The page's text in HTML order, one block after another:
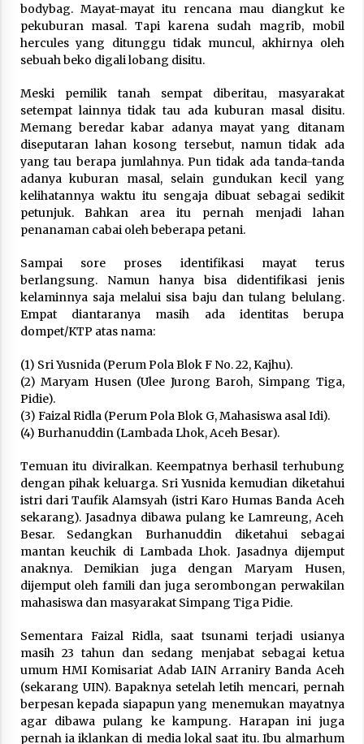
SELVi: Sebuah Model Motivasi dalam
Kepemimpinan Bisnis
4 months ago
Eksistensi Iran dalam Tiga Ayat: Memahami
Aliansi Yahudi dan Kristen dalam Dinamika
Nubuwwat
4 months ago
bodybag. Mayat-mayat itu rencana mau diangkut ke
pekuburan masal. Tapi karena sudah magrib, mobil
hercules yang ditunggu tidak muncul, akhirnya oleh
sebuah beko digali lobang disitu.
Meski pemilik tanah sempat diberitau, masyarakat
setempat lainnya tidak tau ada kuburan masal disitu.
Memang beredar kabar adanya mayat yang ditanam
diseputaran lahan kosong tersebut, namun tidak ada
yang tau berapa jumlahnya. Pun tidak ada tanda-tanda
adanya kuburan masal, selain gundukan kecil yang
kelihatannya waktu itu sengaja dibuat sebagai sedikit
petunjuk. Bahkan area itu pernah menjadi lahan
penanaman cabai oleh beberapa petani.
Sampai sore proses identifikasi mayat terus
berlangsung. Namun hanya bisa didentifikasi jenis
kelaminnya saja melalui sisa baju dan tulang belulang.
Empat diantaranya masih ada identitas berupa
dompet/KTP atas nama:
(1) Sri Yusnida (Perum Pola Blok F No. 22, Kajhu).
(2) Maryam Husen (Ulee Jurong Baroh, Simpang Tiga,
Pidie).
(3) Faizal Ridla (Perum Pola Blok G, Mahasiswa asal Idi).
(4) Burhanuddin (Lambada Lhok, Aceh Besar).
Temuan itu diviralkan. Keempatnya berhasil terhubung
dengan pihak keluarga. Sri Yusnida kemudian diketahui
istri dari Taufik Alamsyah (istri Karo Humas Banda Aceh
sekarang). Jasadnya dibawa pulang ke Lamreung, Aceh
Besar. Sedangkan Burhanuddin diketahui sebagai
mantan keuchik di Lambada Lhok. Jasadnya dijemput
anaknya. Demikian juga dengan Maryam Husen,
dijemput oleh famili dan juga serombongan perwakilan
mahasiswa dan masyarakat Simpang Tiga Pidie.
Sementara Faizal Ridla, saat tsunami terjadi usianya
masih 23 tahun dan sedang menjabat sebagai ketua
umum HMI Komisariat Adab IAIN Arraniry Banda Aceh
(sekarang UIN). Bapaknya setelah letih mencari, pernah
berpesan kepada siapapun yang menemukan mayatnya
agar dibawa pulang ke kampung. Harapan ini juga
pernah ia iklankan di media lokal saat itu. Ibu almarhum